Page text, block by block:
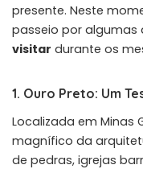
presente. Neste
passeio por algumas
visitar durante os
1. Ouro Preto: Um
Localizada em Minas
magnífico da
de pedras, igrejas